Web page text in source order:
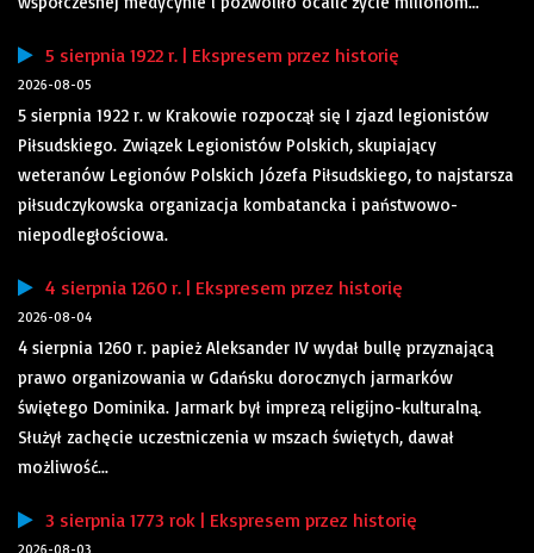
5 sierpnia 1922 r. | Ekspresem przez historię
2026-08-05
5 sierpnia 1922 r. w Krakowie rozpoczął się I zjazd legionistów
Piłsudskiego. Związek Legionistów Polskich, skupiający
weteranów Legionów Polskich Józefa Piłsudskiego, to najstarsza
piłsudczykowska organizacja kombatancka i państwowo-
niepodległościowa.
4 sierpnia 1260 r. | Ekspresem przez historię
2026-08-04
4 sierpnia 1260 r. papież Aleksander IV wydał bullę przyznającą
prawo organizowania w Gdańsku dorocznych jarmarków
świętego Dominika. Jarmark był imprezą religijno-kulturalną.
Służył zachęcie uczestniczenia w mszach świętych, dawał
możliwość...
3 sierpnia 1773 rok | Ekspresem przez historię
2026-08-03